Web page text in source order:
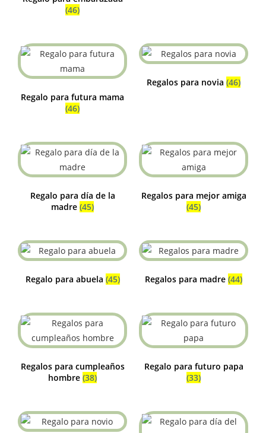
(46)
Regalo para futura mama
(46)
Regalos para novia (46)
Regalo para día de la
madre (45)
Regalos para mejor amiga
(45)
Regalo para abuela (45) Regalos para madre (44)
Regalos para cumpleaños
hombre (38)
Regalo para futuro papa
(33)